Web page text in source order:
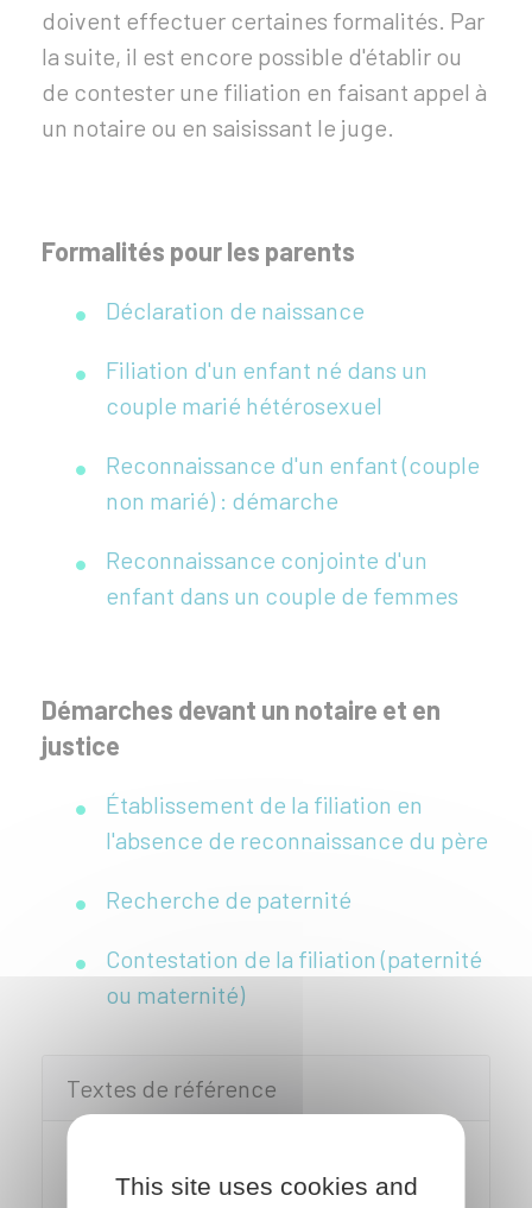
doivent effectuer certaines formalités. Par
la suite, il est encore possible d'établir ou
de contester une filiation en faisant appel à
un notaire ou en saisissant le juge.
Formalités pour les parents
Déclaration de naissance
Filiation d'un enfant né dans un
couple marié hétérosexuel
Reconnaissance d'un enfant (couple
non marié) : démarche
Reconnaissance conjointe d'un
enfant dans un couple de femmes
Démarches devant un notaire et en
justice
Établissement de la filiation en
l'absence de reconnaissance du père
Recherche de paternité
Contestation de la filiation (paternité
ou maternité)
Textes de référence
portant sur divers actes de l'état civil
This site uses cookies and